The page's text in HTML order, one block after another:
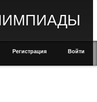
Регистрация Войти